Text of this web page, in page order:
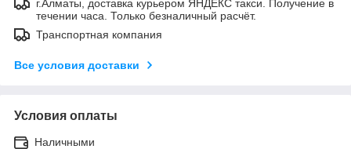
г.Алматы, доставка курьером ЯНДЕКС такси. Получение в
течении часа. Только безналичный расчёт.
Транспортная компания
Все условия доставки
Условия оплаты
Наличными